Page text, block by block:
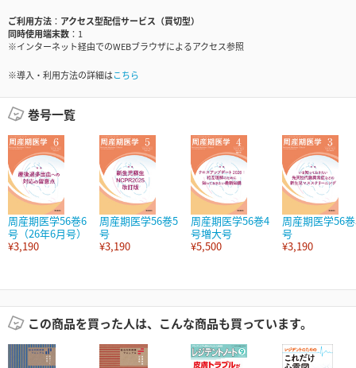
ご利用方法
アクセス型配信サービス（買切型）
同時使用端末数
1
※インターネット経由でのWEBブラウザによるアクセス参照
※導入・利用方法の詳細はこちら
巻号一覧
周産期医学56巻6
号（26年6月号）
¥3,190
周産期医学56巻5
号
¥3,190
周産期医学56巻4
号増大号
¥5,500
周産期医学56
号
¥3,190
この商品を買った人は、こんな商品も買っています。